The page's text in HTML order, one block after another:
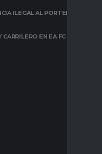
ILEGAL AL PORTERO EN
EN EA FC 26: